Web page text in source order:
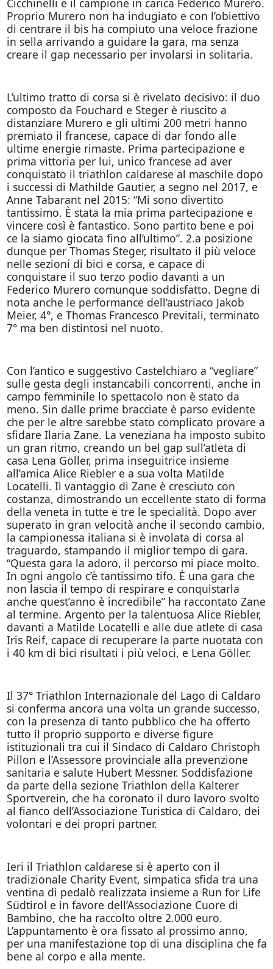
Proprio Murero non ha indugiato e con l’obiettivo
di centrare il bis ha compiuto una veloce frazione
in sella arrivando a guidare la gara, ma senza
creare il gap necessario per involarsi in solitaria.
L’ultimo tratto di corsa si è rivelato decisivo: il duo
composto da Fouchard e Steger è riuscito a
distanziare Murero e gli ultimi 200 metri hanno
premiato il francese, capace di dar fondo alle
ultime energie rimaste. Prima partecipazione e
prima vittoria per lui, unico francese ad aver
conquistato il triathlon caldarese al maschile dopo
i successi di Mathilde Gautier, a segno nel 2017, e
Anne Tabarant nel 2015: “Mi sono divertito
tantissimo. È stata la mia prima partecipazione e
vincere così è fantastico. Sono partito bene e poi
ce la siamo giocata fino all’ultimo”. 2.a posizione
dunque per Thomas Steger, risultato il più veloce
nelle sezioni di bici e corsa, e capace di
conquistare il suo terzo podio davanti a un
Federico Murero comunque soddisfatto. Degne di
nota anche le performance dell’austriaco Jakob
Meier, 4°, e Thomas Francesco Previtali, terminato
7° ma ben distintosi nel nuoto.
Con l’antico e suggestivo Castelchiaro a “vegliare”
sulle gesta degli instancabili concorrenti, anche in
campo femminile lo spettacolo non è stato da
meno. Sin dalle prime bracciate è parso evidente
che per le altre sarebbe stato complicato provare a
sfidare Ilaria Zane. La veneziana ha imposto subito
un gran ritmo, creando un bel gap sull’atleta di
casa Lena Göller, prima inseguitrice insieme
all’amica Alice Riebler e a sua volta Matilde
Locatelli. Il vantaggio di Zane è cresciuto con
costanza, dimostrando un eccellente stato di forma
della veneta in tutte e tre le specialità. Dopo aver
superato in gran velocità anche il secondo cambio,
la campionessa italiana si è involata di corsa al
traguardo, stampando il miglior tempo di gara.
“Questa gara la adoro, il percorso mi piace molto.
In ogni angolo c’è tantissimo tifo. È una gara che
non lascia il tempo di respirare e conquistarla
anche quest’anno è incredibile” ha raccontato Zane
al termine. Argento per la talentuosa Alice Riebler,
davanti a Matilde Locatelli e alle due atlete di casa
Iris Reif, capace di recuperare la parte nuotata con
i 40 km di bici risultati i più veloci, e Lena Göller.
Il 37° Triathlon Internazionale del Lago di Caldaro
si conferma ancora una volta un grande successo,
con la presenza di tanto pubblico che ha offerto
tutto il proprio supporto e diverse figure
istituzionali tra cui il Sindaco di Caldaro Christoph
Pillon e l’Assessore provinciale alla prevenzione
sanitaria e salute Hubert Messner. Soddisfazione
da parte della sezione Triathlon della Kalterer
Sportverein, che ha coronato il duro lavoro svolto
al fianco dell’Associazione Turistica di Caldaro, dei
volontari e dei propri partner.
Ieri il Triathlon caldarese si è aperto con il
tradizionale Charity Event, simpatica sfida tra una
ventina di pedalò realizzata insieme a Run for Life
Südtirol e in favore dell’Associazione Cuore di
Bambino, che ha raccolto oltre 2.000 euro.
L’appuntamento è ora fissato al prossimo anno,
per una manifestazione top di una disciplina che fa
bene al corpo e alla mente.